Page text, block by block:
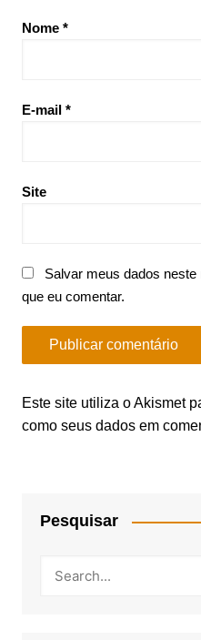
Nome *
E-mail *
Site
Salvar meus dados
que eu comentar.
Este site utiliza o Akismet
como seus dados em
Pesquisar